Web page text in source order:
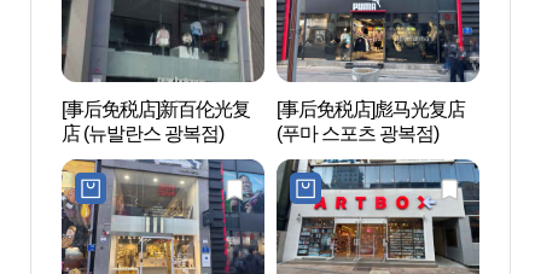
[事后免税店]新百伦光复
店 (뉴발란스 광복점)
[事后免税店]彪马光复店
(푸마 스포츠 광복점)